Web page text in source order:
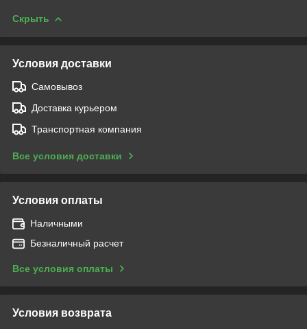
Скрыть
Условия доставки
Самовывоз
Доставка курьером
Транспортная компания
Все условия доставки
Условия оплаты
Наличными
Безналичный расчет
Все условия оплаты
Условия возврата